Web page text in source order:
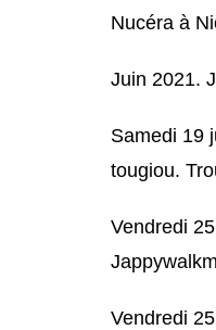
Nucéra à
Juin 2021.
Samedi 19
tougiou.
Vendredi
Vendredi